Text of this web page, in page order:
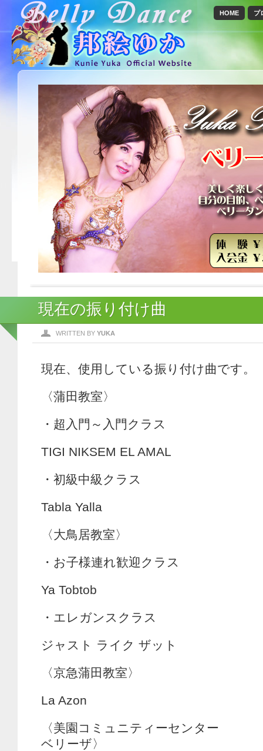
プ
HOME
現在の振り付け曲
WRITTEN BY YUKA
現在、使用している振り付け曲です。
〈蒲田教室〉
・超入門～入門クラス
TIGI NIKSEM EL AMAL
・初級中級クラス
Tabla Yalla
〈大鳥居教室〉
・お子様連れ歓迎クラス
Ya Tobtob
・エレガンスクラス
ジャスト ライク ザット
〈京急蒲田教室〉
La Azon
〈美園コミュニティーセンター
ベリーザ〉